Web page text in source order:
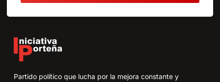
Partido político que lucha por la mejora constante y